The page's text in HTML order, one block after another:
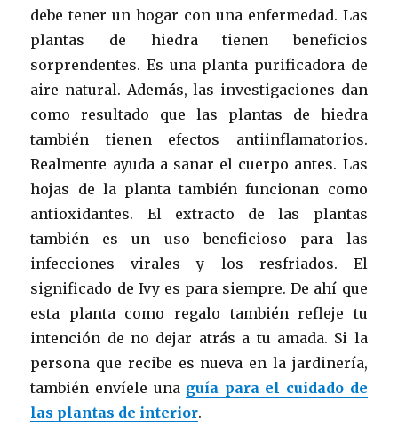
debe tener un hogar con una enfermedad. Las
plantas de hiedra tienen beneficios
sorprendentes. Es una planta purificadora de
aire natural. Además, las investigaciones dan
como resultado que las plantas de hiedra
también tienen efectos antiinflamatorios.
Realmente ayuda a sanar el cuerpo antes. Las
hojas de la planta también funcionan como
antioxidantes. El extracto de las plantas
también es un uso beneficioso para las
infecciones virales y los resfriados. El
significado de Ivy es para siempre. De ahí que
esta planta como regalo también refleje tu
intención de no dejar atrás a tu amada. Si la
persona que recibe es nueva en la jardinería,
también envíele una guía para el cuidado de
las plantas de interior.